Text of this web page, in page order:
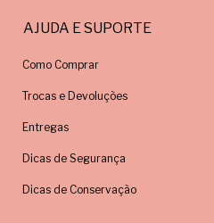
AJUDA E SUPORTE
Como Comprar
Trocas e Devoluções
Entregas
Dicas de Segurança
Dicas de Conservação